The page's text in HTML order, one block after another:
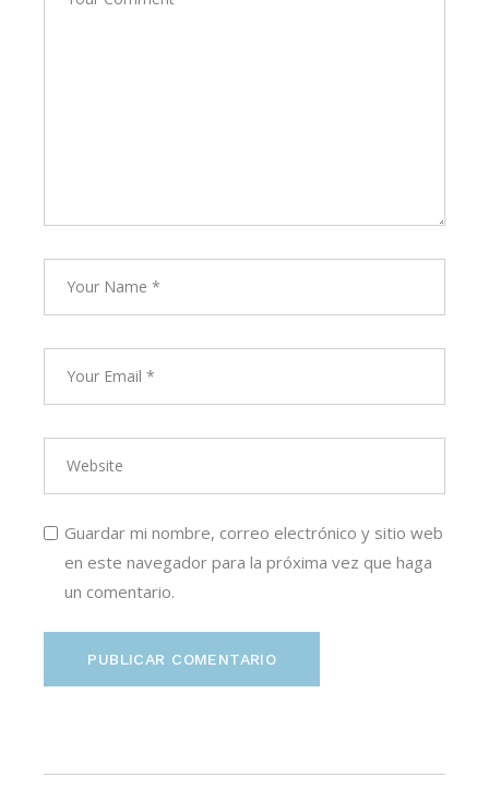
Guardar mi nombre, correo electrónico y sitio web
en este navegador para la próxima vez que haga
un comentario.
PUBLICAR COMENTARIO